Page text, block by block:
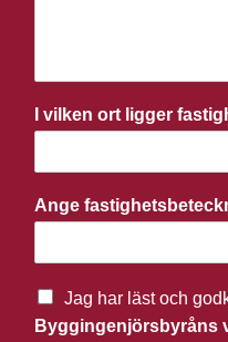
I vilken ort ligger
Ange
Jag har läst och
Byggingenjörsbyråns